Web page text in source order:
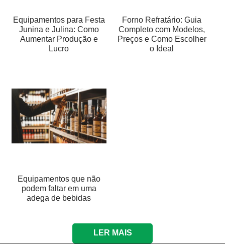
Equipamentos para Festa
Junina e Julina: Como
Aumentar Produção e
Lucro
Forno Refratário: Guia
Completo com Modelos,
Preços e Como Escolher
o Ideal
Equipamentos que não
podem faltar em uma
adega de bebidas
LER MAIS